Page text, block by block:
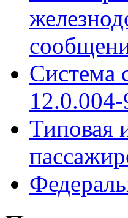
Система
12.0.004-
Типовая